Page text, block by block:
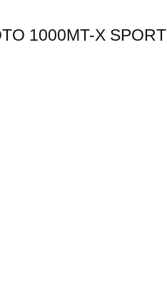
1000MT-X SPORT